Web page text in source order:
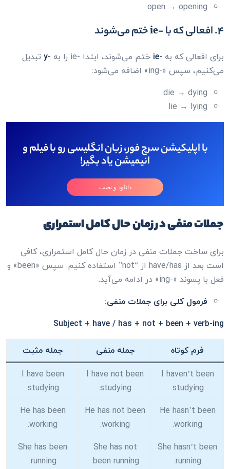
open → opening
۴. افعالی که با -ie ختم می‌شوند
برای افعالی که به -ie ختم می‌شوند، ابتدا -ie را به -y تبدیل
می‌کنیم، سپس «-ing» اضافه می‌شود:
die → dying
lie → lying
با اپلیکیشن سرچ فور، زبان انگلیسی رو با فیلم و
انیمیشن یاد بگیر!
دانلود و نصب
جملات منفی در زمان حال کامل استمراری
برای ساخت جملات منفی در زمان حال کامل استمراری، کافی
است بعد از have/has از “not” استفاده کنیم. سپس «been» و
فعل با پسوند «-ing» در ادامه می‌آید.
فرمول کلی برای جملات منفی:
Subject + have / has + not + been + verb-ing
فرم کوتاه
جمله منفی
جمله مثبت
I haven’t been
studying.
I have not been
studying.
I have been
studying.
He hasn’t been
working.
He has not been
working.
He has been
working.
She hasn’t been
running.
She has not
been running.
She has been
running.